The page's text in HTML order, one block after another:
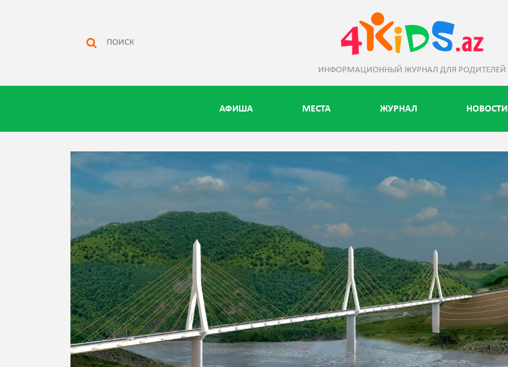
ИНФОРМАЦИОННЫЙ ЖУРНАЛ ДЛЯ РОДИТЕЛЕЙ
АФИША МЕСТА ЖУРНАЛ НОВОСТИ